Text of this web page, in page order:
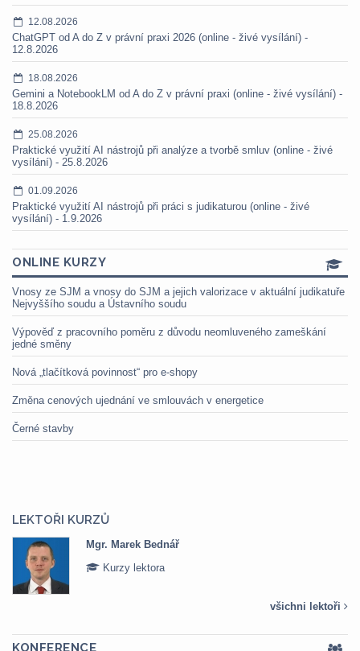
12.08.2026
ChatGPT od A do Z v právní praxi 2026 (online - živé vysílání) -
12.8.2026
18.08.2026
Gemini a NotebookLM od A do Z v právní praxi (online - živé vysílání) -
18.8.2026
25.08.2026
Praktické využití AI nástrojů při analýze a tvorbě smluv (online - živé
vysílání) - 25.8.2026
01.09.2026
Praktické využití AI nástrojů při práci s judikaturou (online - živé
vysílání) - 1.9.2026
ONLINE KURZY
Vnosy ze SJM a vnosy do SJM a jejich valorizace v aktuální judikatuře
Nejvyššího soudu a Ústavního soudu
Výpověď z pracovního poměru z důvodu neomluveného zameškání
jedné směny
Nová „tlačítková povinnost“ pro e-shopy
Změna cenových ujednání ve smlouvách v energetice
Černé stavby
LEKTOŘI KURZŮ
Mgr. Marek Bednář
Kurzy lektora
všichni lektoři
KONFERENCE